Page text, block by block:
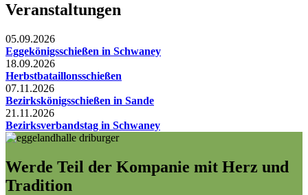
Veranstaltungen
05.09.2026
Eggekönigsschießen in Schwaney
18.09.2026
Herbstbataillonsschießen
07.11.2026
Bezirkskönigsschießen in Sande
21.11.2026
Bezirksverbandstag in Schwaney
Werde Teil der Kompanie mit Herz und
Tradition